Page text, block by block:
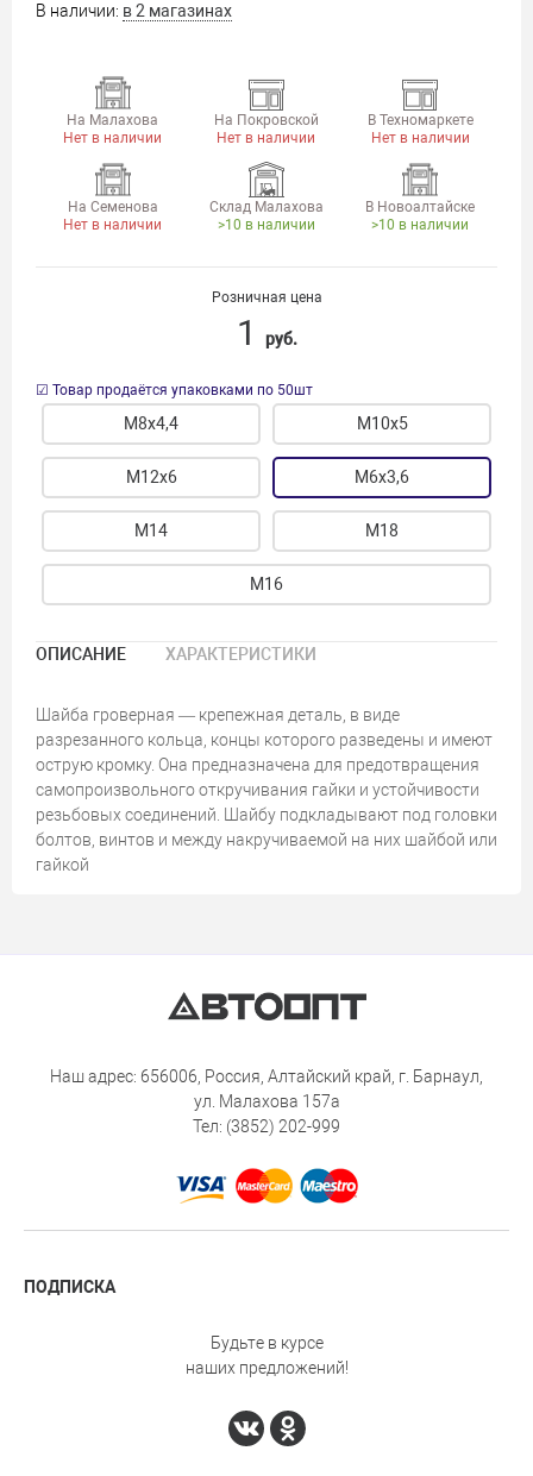
В наличии: в 2 магазинах
На Малахова
Нет в наличии
На Покровской
Нет в наличии
В Техномаркете
Нет в наличии
На Семенова
Нет в наличии
Склад Малахова
>10 в наличии
В Новоалтайске
>10 в наличии
Розничная цена
1 руб.
☑ Товар продаётся упаковками по 50шт
М8х4,4 М10х5
М12х6 М6х3,6
М14 М18
М16
ОПИСАНИЕ ХАРАКТЕРИСТИКИ
Шайба гроверная — крепежная деталь, в виде
разрезанного кольца, концы которого разведены и имеют
острую кромку. Она предназначена для предотвращения
самопроизвольного откручивания гайки и устойчивости
резьбовых соединений. Шайбу подкладывают под головки
болтов, винтов и между накручиваемой на них шайбой или
гайкой
Наш адрес: 656006, Россия, Алтайский край, г. Барнаул,
ул. Малахова 157а
Тел: (3852) 202-999
ПОДПИСКА
Будьте в курсе
наших предложений!